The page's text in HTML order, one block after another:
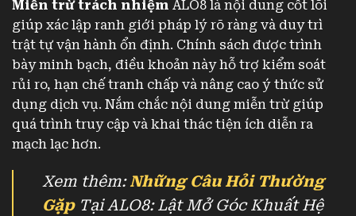
Miễn trừ trách nhiệm ALO8 là nội dung cốt lõi
giúp xác lập ranh giới pháp lý rõ ràng và duy trì
trật tự vận hành ổn định. Chính sách được trình
bày minh bạch, điều khoản này hỗ trợ kiểm soát
rủi ro, hạn chế tranh chấp và nâng cao ý thức sử
dụng dịch vụ. Nắm chắc nội dung miễn trừ giúp
quá trình truy cập và khai thác tiện ích diễn ra
mạch lạc hơn.
Xem thêm:Những Câu Hỏi Thường
GặpTại ALO8: Lật Mở Góc Khuất Hệ